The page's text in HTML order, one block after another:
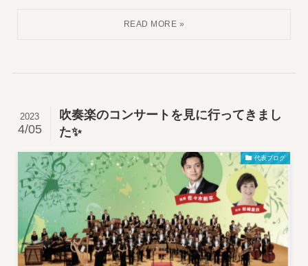
吹奏楽のコンサートを見に行ってきまし
た✨
2023
4/05
代表ブログ